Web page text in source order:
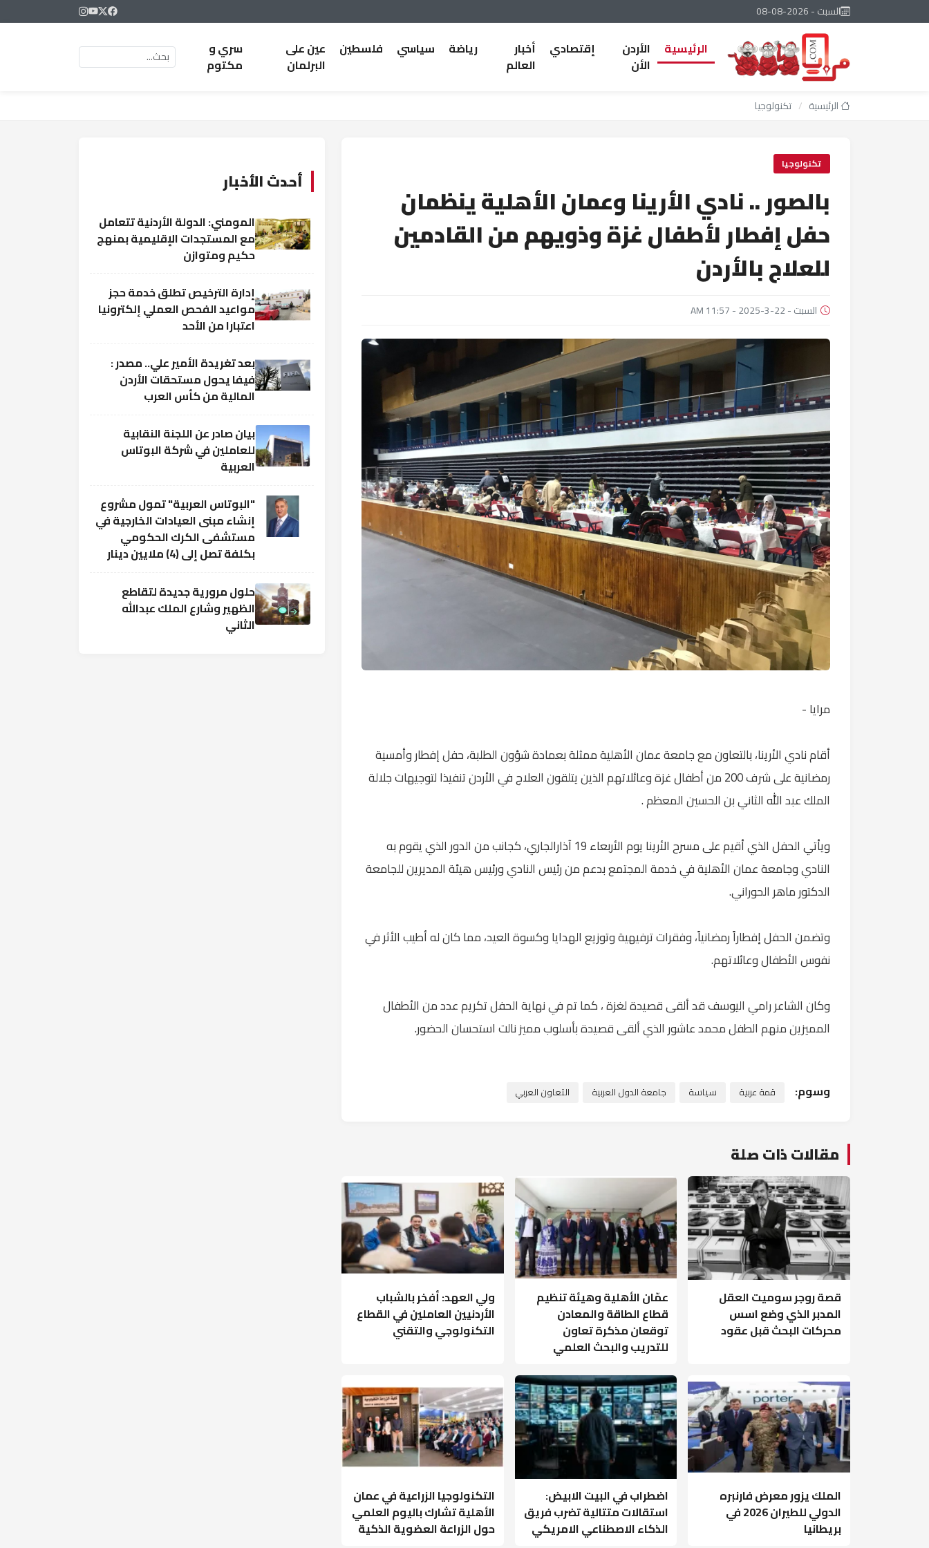
السبت - 2026-08-08
الرئيسية
الأردن
الأن
إقتصادي
أخبار
العالم
رياضة سياسي فلسطين
عين على
البرلمان
سري و
مكتوم
الرئيسية / تكنولوجيا
تكنولوجيا
بالصور .. نادي الأرينا وعمان الأهلية ينظمان
حفل إفطار لأطفال غزة وذويهم من القادمين
للعلاج بالأردن
السبت - 22-3-2025 - 11:57 AM
مرايا -
أقام نادي الأرينا، بالتعاون مع جامعة عمان الأهلية ممثلة بعمادة شؤون الطلبة، حفل إفطار وأمسية
رمضانية على شرف 200 من أطفال غزة وعائلاتهم الذين يتلقون العلاج في الأردن تنفيذا لتوجيهات جلالة
الملك عبد الله الثاني بن الحسين المعظم .
ويأتي الحفل الذي أقيم على مسرح الأرينا يوم الأربعاء 19 آذارالجاري، كجانب من الدور الذي يقوم به
النادي وجامعة عمان الأهلية في خدمة المجتمع بدعم من رئيس النادي ورئيس هيئة المديرين للجامعة
الدكتور ماهر الحوراني.
وتضمن الحفل إفطاراً رمضانياً، وفقرات ترفيهية وتوزيع الهدايا وكسوة العيد، مما كان له أطيب الأثر في
نفوس الأطفال وعائلاتهم.
وكان الشاعر رامي اليوسف قد ألقى قصيدة لغزة ، كما تم في نهاية الحفل تكريم عدد من الأطفال
المميزين منهم الطفل محمد عاشور الذي ألقى قصيدة بأسلوب مميز نالت استحسان الحضور.
وسوم: قمة عربية سياسة جامعة الدول العربية التعاون العربي
مقالات ذات صلة
قصة روجر سوميت العقل
المدبر الذي وضع اسس
محركات البحث قبل عقود
عمّان الأهلية وهيئة تنظيم
قطاع الطاقة والمعادن
توقعان مذكرة تعاون
للتدريب والبحث العلمي
ولي العهد: أفخر بالشباب
الأردنيين العاملين في القطاع
التكنولوجي والتقني
الملك يزور معرض فارنبره
الدولي للطيران 2026 في
بريطانيا
اضطراب في البيت الابيض:
استقالات متتالية تضرب فريق
الذكاء الاصطناعي الامريكي
التكنولوجيا الزراعية في عمان
الأهلية تشارك باليوم العلمي
حول الزراعة العضوية الذكية
أحدث الأخبار
المومني: الدولة الأردنية تتعامل
مع المستجدات الإقليمية بمنهج
حكيم ومتوازن
إدارة الترخيص تطلق خدمة حجز
مواعيد الفحص العملي إلكترونيا
اعتبارا من الأحد
بعد تغريدة الأمير علي.. مصدر :
فيفا يحول مستحقات الأردن
المالية من كأس العرب
بيان صادر عن اللجنة النقابية
للعاملين في شركة البوتاس
العربية
"البوتاس العربية" تمول مشروع
إنشاء مبنى العيادات الخارجية في
مستشفى الكرك الحكومي
بكلفة تصل إلى (4) ملايين دينار
حلول مرورية جديدة لتقاطع
الظهير وشارع الملك عبدالله
الثاني